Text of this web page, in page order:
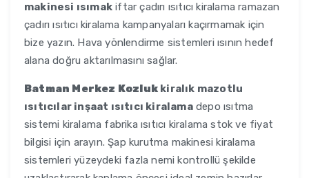
makinesi ısımak iftar çadırı ısıtıcı kiralama ramazan
çadırı ısıtıcı kiralama kampanyaları kaçırmamak için
bize yazın. Hava yönlendirme sistemleri ısının hedef
alana doğru aktarılmasını sağlar.
Batman Merkez Kozluk kiralık mazotlu
ısıtıcılar inşaat ısıtıcı kiralamadepo ısıtma
sistemi kiralama fabrika ısıtıcı kiralama stok ve fiyat
bilgisi için arayın. Şap kurutma makinesi kiralama
sistemleri yüzeydeki fazla nemi kontrollü şekilde